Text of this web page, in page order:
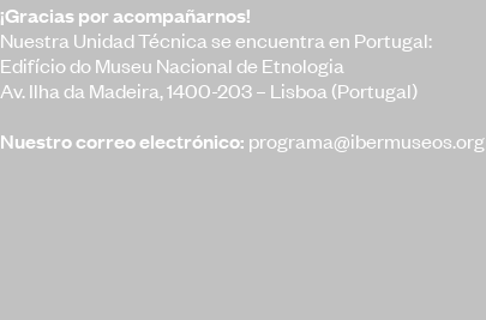
Documentación
Noticias
Plataforma de
Diagnósticos
¡Gracias por acompañarnos!
Nuestra Unidad Técnica se encuentra en Portugal:
Edifício do Museu Nacional de Etnologia
Av. Ilha da Madeira, 1400-203 – Lisboa (Portugal)
Nuestro correo electrónico: programa@ibermuseos.org